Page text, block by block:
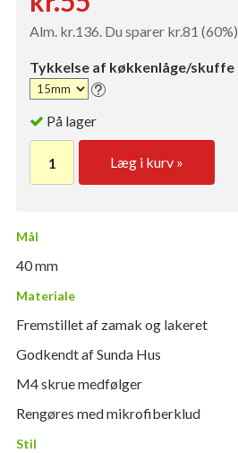
Alm. kr.136. Du sparer kr.81 (60%)
Tykkelse af køkkenlåge/skuffe
På lager
Læg i kurv »
Mål
40 mm
Materiale
Fremstillet af zamak og lakeret
Godkendt af Sunda Hus
M4 skrue medfølger
Rengøres med mikrofiberklud
Stil